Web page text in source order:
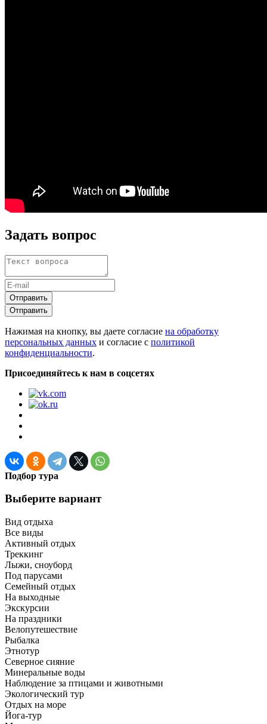
Задать вопрос
Отправить
Отправить
Нажимая на кнопку, вы даете согласие на обработку
персональных данных и согласие с политикой
конфиденциальности.
Присоединяйтесь к нам в соцсетях
Подбор тура
Выберите вариант
Вид отдыха
Все виды
Активный отдых
Треккинг
Лыжи, сноуборд
Под парусами
Семейный отдых
На выходные
Экскурсии
На праздники
Велопутешествие
Рыбалка
Этнотур
Северное сияние
Минеральные воды
Наблюдение за птицами и животными
Экологический тур
Отдых на море
Йога-тур